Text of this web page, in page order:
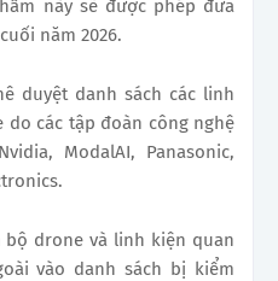
này sẽ được phép đưa
năm 2026.
duyệt danh sách các linh
các tập đoàn công nghệ
ModalAI, Panasonic,
bộ drone và linh kiện quan
vào danh sách bị kiểm